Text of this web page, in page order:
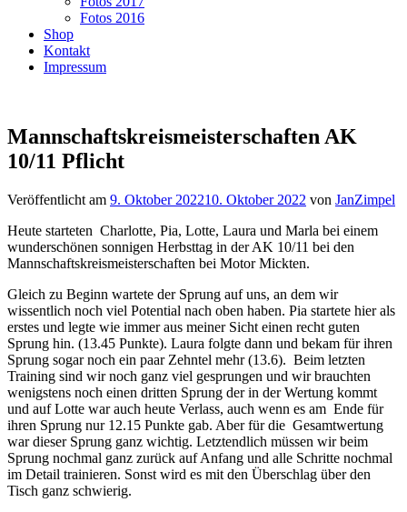
Fotos 2016
Shop
Kontakt
Impressum
Mannschaftskreismeisterschaften AK
10/11 Pflicht
Veröffentlicht am 9. Oktober 202210. Oktober 2022 von JanZimpel
Heute starteten Charlotte, Pia, Lotte, Laura und Marla bei einem
wunderschönen sonnigen Herbsttag in der AK 10/11 bei den
Mannschaftskreismeisterschaften bei Motor Mickten.
Gleich zu Beginn wartete der Sprung auf uns, an dem wir
wissentlich noch viel Potential nach oben haben. Pia startete hier als
erstes und legte wie immer aus meiner Sicht einen recht guten
Sprung hin. (13.45 Punkte). Laura folgte dann und bekam für ihren
Sprung sogar noch ein paar Zehntel mehr (13.6). Beim letzten
Training sind wir noch ganz viel gesprungen und wir brauchten
wenigstens noch einen dritten Sprung der in der Wertung kommt
und auf Lotte war auch heute Verlass, auch wenn es am Ende für
ihren Sprung nur 12.15 Punkte gab. Aber für die Gesamtwertung
war dieser Sprung ganz wichtig. Letztendlich müssen wir beim
Sprung nochmal ganz zurück auf Anfang und alle Schritte nochmal
im Detail trainieren. Sonst wird es mit den Überschlag über den
Tisch ganz schwierig.